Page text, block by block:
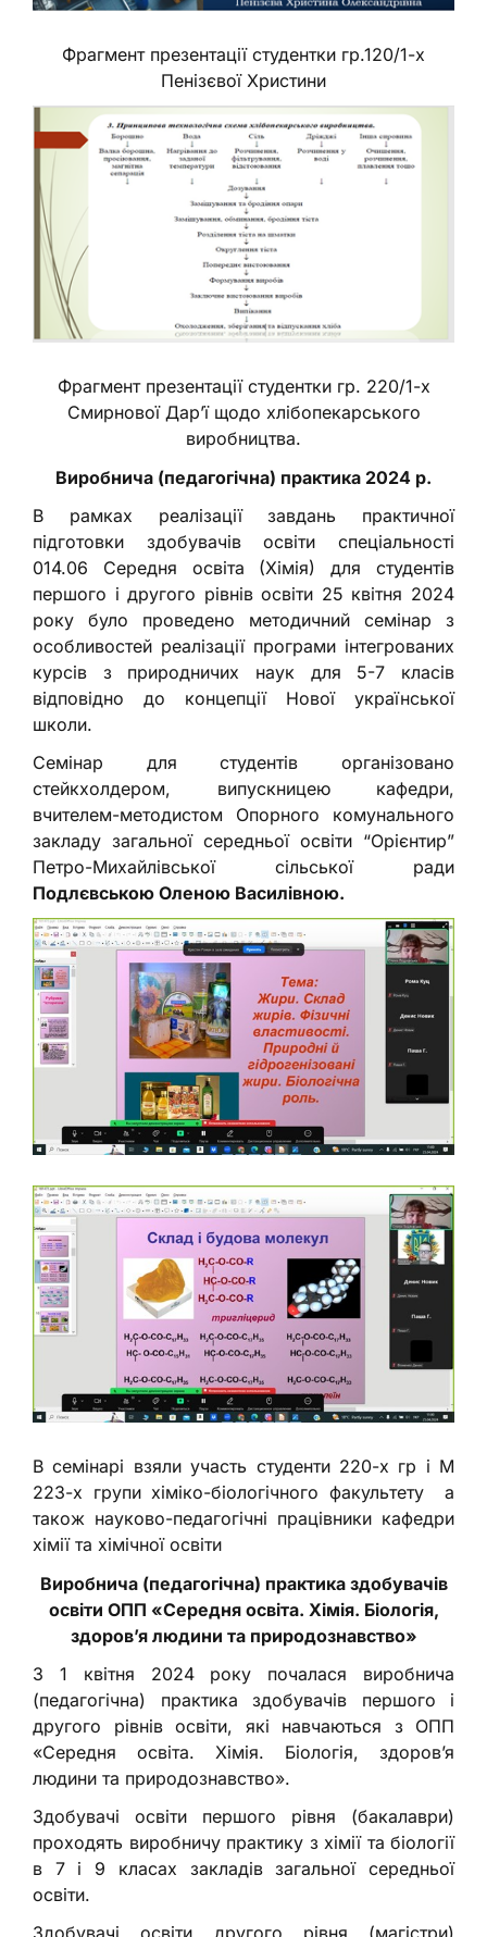
Фрагмент презентації студентки гр.120/1-х
Пенізєвої Христини
Фрагмент презентації студентки гр. 220/1-х
Смирнової Дар’ї щодо хлібопекарського
виробництва.
Виробнича (педагогічна) практика 2024 р.
В рамках реалізації завдань практичної
підготовки здобувачів освіти спеціальності
014.06 Середня освіта (Хімія) для студентів
першого і другого рівнів освіти 25 квітня 2024
року було проведено методичний семінар з
особливостей реалізації програми інтегрованих
курсів з природничих наук для 5-7 класів
відповідно до концепції Нової української
школи.
Семінар для студентів організовано
стейкхолдером, випускницею кафедри,
вчителем-методистом Опорного комунального
закладу загальної середньої освіти “Орієнтир”
Петро-Михайлівської сільської ради
Подлєвською Оленою Василівною.
В семінарі взяли участь студенти 220-х гр і М
223-х групи хіміко-біологічного факультету а
також науково-педагогічні працівники кафедри
хімії та хімічної освіти
Виробнича (педагогічна) практика здобувачів
освіти ОПП «Середня освіта. Хімія. Біологія,
здоров’я людини та природознавство»
З 1 квітня 2024 року почалася виробнича
(педагогічна) практика здобувачів першого і
другого рівнів освіти, які навчаються з ОПП
«Середня освіта. Хімія. Біологія, здоров’я
людини та природознавство».
Здобувачі освіти першого рівня (бакалаври)
проходять виробничу практику з хімії та біології
в 7 і 9 класах закладів загальної середньої
освіти.